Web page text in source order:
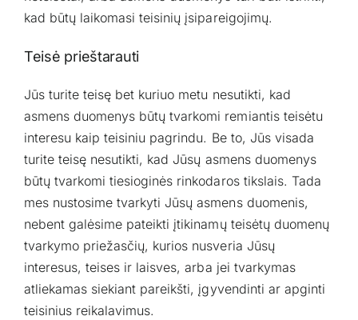
kad būtų laikomasi teisinių įsipareigojimų.
Teisė prieštarauti
Jūs turite teisę bet kuriuo metu nesutikti, kad
asmens duomenys būtų tvarkomi remiantis teisėtu
interesu kaip teisiniu pagrindu. Be to, Jūs visada
turite teisę nesutikti, kad Jūsų asmens duomenys
būtų tvarkomi tiesioginės rinkodaros tikslais. Tada
mes nustosime tvarkyti Jūsų asmens duomenis,
nebent galėsime pateikti įtikinamų teisėtų duomenų
tvarkymo priežasčių, kurios nusveria Jūsų
interesus, teises ir laisves, arba jei tvarkymas
atliekamas siekiant pareikšti, įgyvendinti ar apginti
teisinius reikalavimus.